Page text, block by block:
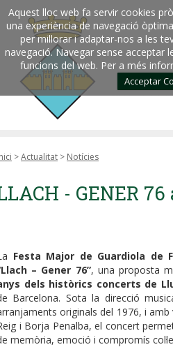
Aquest lloc web fa servir cookies
una experiència de navegació
per millorar i adaptar-nos a les
navegació. Navegar sense acceptar
funcions del web. Per a més
Acceptar
>Actualitat > Notícies
- GENER
Festa Major de Guardiola de
– Gener 76”, una proposta
dels històrics concerts de
Barcelona. Sota la direcció
originals del 1976, i
i Borja Penalba, el concert
memòria, emoció i compromís